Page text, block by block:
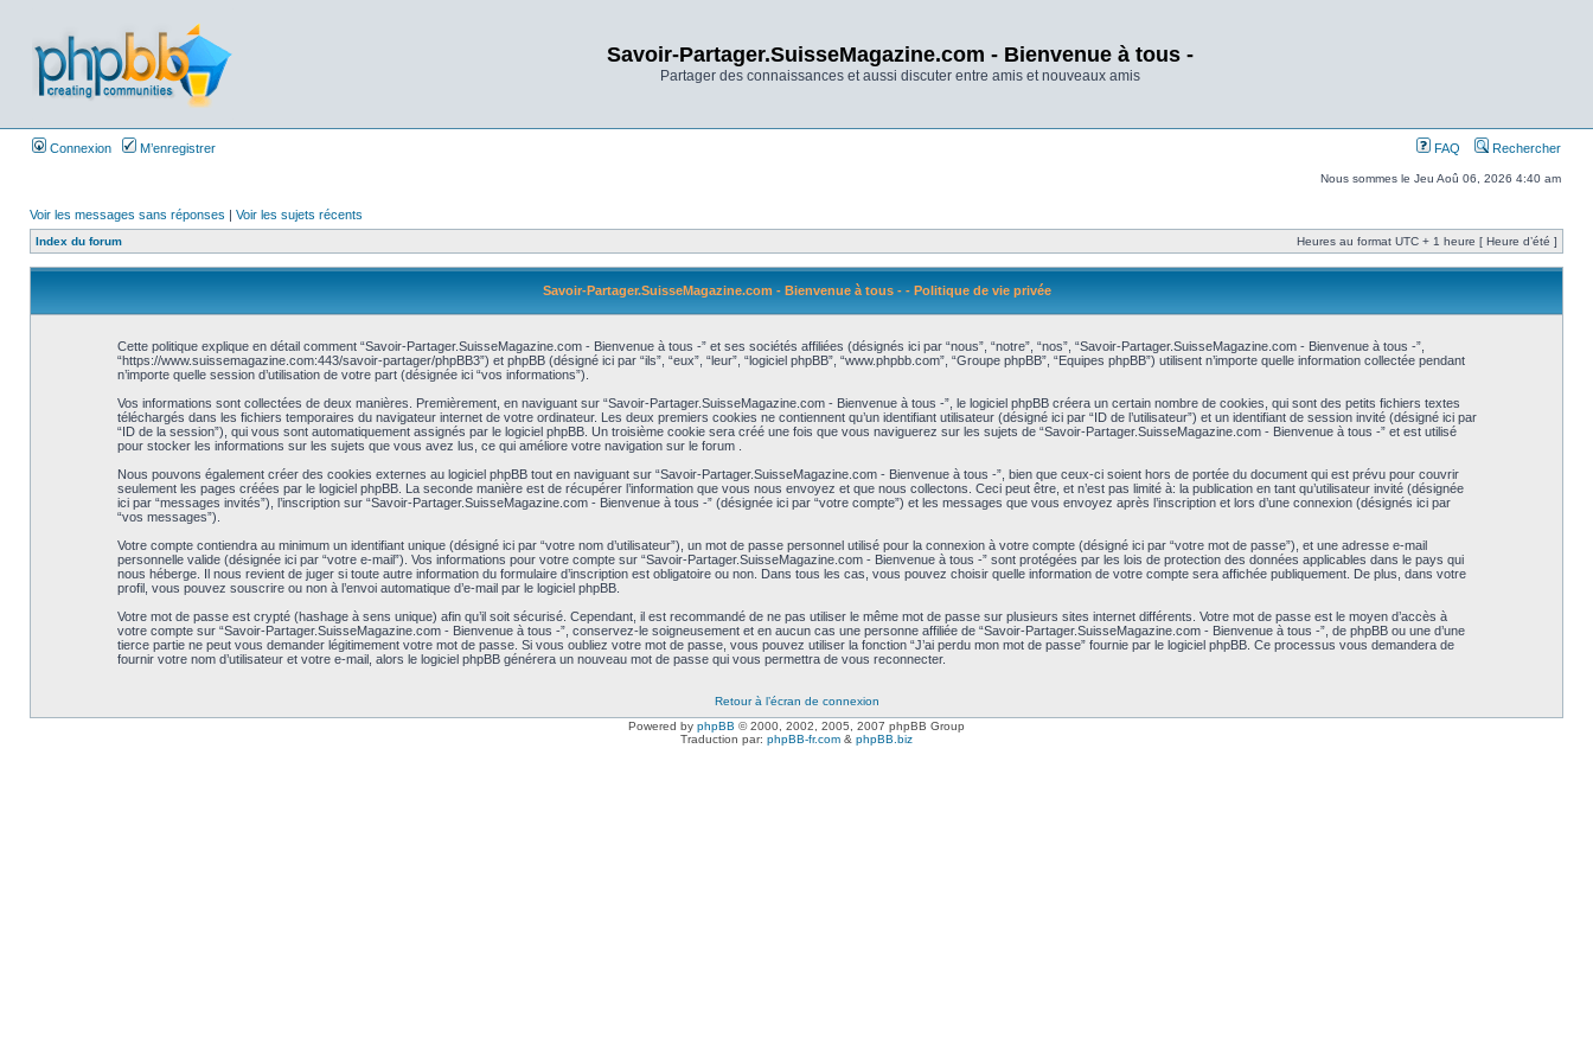
Savoir-Partager.SuisseMagazine.com - Bienvenue à tous -
Partager des connaissances et aussi discuter entre amis et nouveaux amis
Connexion M’enregistrer FAQ Rechercher
Nous sommes le Jeu Aoû 06, 2026 4:40 am
Voir les messages sans réponses | Voir les sujets récents
Index du forum Heures au format UTC + 1 heure [ Heure d’été ]
Savoir-Partager.SuisseMagazine.com - Bienvenue à tous - - Politique de vie privée
Cette politique explique en détail comment “Savoir-Partager.SuisseMagazine.com - Bienvenue à tous -” et ses sociétés affiliées (désignés ici par “nous”, “notre”, “nos”, “Savoir-Partager.SuisseMagazine.com - Bienvenue à tous -”,
“https://www.suissemagazine.com:443/savoir-partager/phpBB3”) et phpBB (désigné ici par “ils”, “eux”, “leur”, “logiciel phpBB”, “www.phpbb.com”, “Groupe phpBB”, “Equipes phpBB”) utilisent n’importe quelle information collectée pendant
n’importe quelle session d’utilisation de votre part (désignée ici “vos informations”).
Vos informations sont collectées de deux manières. Premièrement, en naviguant sur “Savoir-Partager.SuisseMagazine.com - Bienvenue à tous -”, le logiciel phpBB créera un certain nombre de cookies, qui sont des petits fichiers textes
téléchargés dans les fichiers temporaires du navigateur internet de votre ordinateur. Les deux premiers cookies ne contiennent qu’un identifiant utilisateur (désigné ici par “ID de l’utilisateur”) et un identifiant de session invité (désigné ici par
“ID de la session”), qui vous sont automatiquement assignés par le logiciel phpBB. Un troisième cookie sera créé une fois que vous naviguerez sur les sujets de “Savoir-Partager.SuisseMagazine.com - Bienvenue à tous -” et est utilisé
pour stocker les informations sur les sujets que vous avez lus, ce qui améliore votre navigation sur le forum .
Nous pouvons également créer des cookies externes au logiciel phpBB tout en naviguant sur “Savoir-Partager.SuisseMagazine.com - Bienvenue à tous -”, bien que ceux-ci soient hors de portée du document qui est prévu pour couvrir
seulement les pages créées par le logiciel phpBB. La seconde manière est de récupérer l’information que vous nous envoyez et que nous collectons. Ceci peut être, et n’est pas limité à: la publication en tant qu’utilisateur invité (désignée
ici par “messages invités”), l’inscription sur “Savoir-Partager.SuisseMagazine.com - Bienvenue à tous -” (désignée ici par “votre compte”) et les messages que vous envoyez après l’inscription et lors d’une connexion (désignés ici par
“vos messages”).
Votre compte contiendra au minimum un identifiant unique (désigné ici par “votre nom d’utilisateur”), un mot de passe personnel utilisé pour la connexion à votre compte (désigné ici par “votre mot de passe”), et une adresse e-mail
personnelle valide (désignée ici par “votre e-mail”). Vos informations pour votre compte sur “Savoir-Partager.SuisseMagazine.com - Bienvenue à tous -” sont protégées par les lois de protection des données applicables dans le pays qui
nous héberge. Il nous revient de juger si toute autre information du formulaire d’inscription est obligatoire ou non. Dans tous les cas, vous pouvez choisir quelle information de votre compte sera affichée publiquement. De plus, dans votre
profil, vous pouvez souscrire ou non à l’envoi automatique d’e-mail par le logiciel phpBB.
Votre mot de passe est crypté (hashage à sens unique) afin qu’il soit sécurisé. Cependant, il est recommandé de ne pas utiliser le même mot de passe sur plusieurs sites internet différents. Votre mot de passe est le moyen d’accès à
votre compte sur “Savoir-Partager.SuisseMagazine.com - Bienvenue à tous -”, conservez-le soigneusement et en aucun cas une personne affiliée de “Savoir-Partager.SuisseMagazine.com - Bienvenue à tous -”, de phpBB ou une d’une
tierce partie ne peut vous demander légitimement votre mot de passe. Si vous oubliez votre mot de passe, vous pouvez utiliser la fonction “J’ai perdu mon mot de passe” fournie par le logiciel phpBB. Ce processus vous demandera de
fournir votre nom d’utilisateur et votre e-mail, alors le logiciel phpBB générera un nouveau mot de passe qui vous permettra de vous reconnecter.
Retour à l’écran de connexion
Powered by phpBB © 2000, 2002, 2005, 2007 phpBB Group
Traduction par: phpBB-fr.com & phpBB.biz